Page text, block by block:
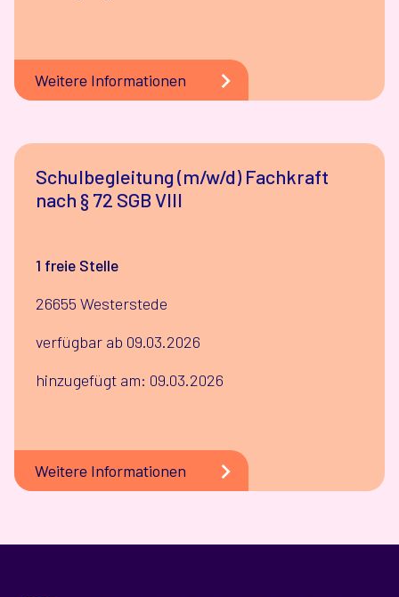
Weitere Informationen
Schulbegleitung (m/w/d) Fachkraft
nach § 72 SGB VIII
1 freie Stelle
26655 Westerstede
verfügbar ab 09.03.2026
hinzugefügt am: 09.03.2026
Weitere Informationen